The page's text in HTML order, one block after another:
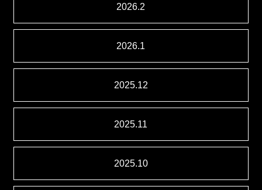
2026.2
2026.1
2025.12
2025.11
2025.10